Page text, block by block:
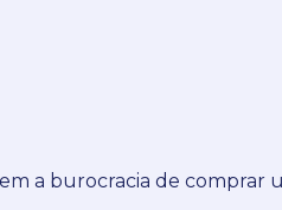
a burocracia de comprar